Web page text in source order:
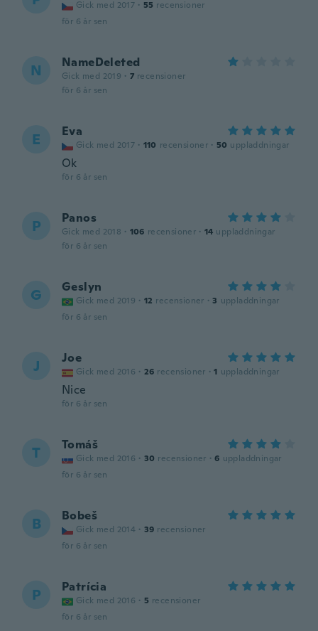
Gick med 2017 · 55 recensioner
för 6 år sen
N NameDeleted
Gick med 2019 · 7 recensioner
för 6 år sen
E Eva
Gick med 2017 · 110 recensioner · 50 uppladdningar
Ok
för 6 år sen
P Panos
Gick med 2018 · 106 recensioner · 14 uppladdningar
för 6 år sen
G Geslyn
Gick med 2019 · 12 recensioner · 3 uppladdningar
för 6 år sen
J Joe
Gick med 2016 · 26 recensioner · 1 uppladdningar
Nice
för 6 år sen
T Tomáš
Gick med 2016 · 30 recensioner · 6 uppladdningar
för 6 år sen
B Bobeš
Gick med 2014 · 39 recensioner
för 6 år sen
P Patrícia
Gick med 2016 · 5 recensioner
för 6 år sen